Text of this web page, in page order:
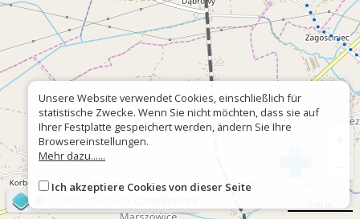
Unsere Website verwendet Cookies, einschließlich für
statistische Zwecke. Wenn Sie nicht möchten, dass sie auf
Ihrer Festplatte gespeichert werden, ändern Sie Ihre
Browsereinstellungen.
Mehr dazu......
Ich akzeptiere Cookies von dieser Seite